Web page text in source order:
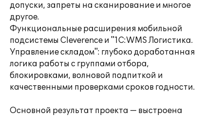
допуски, запреты на сканирование и многое
другое.
Функциональные расширения мобильной
подсистемы Cleverence и "1С:WMS Логистика.
Управление складом": глубоко доработанная
логика работы с группами отбора,
блокировками, волновой подпиткой и
качественными проверками сроков годности.
Основной результат проекта — выстроена